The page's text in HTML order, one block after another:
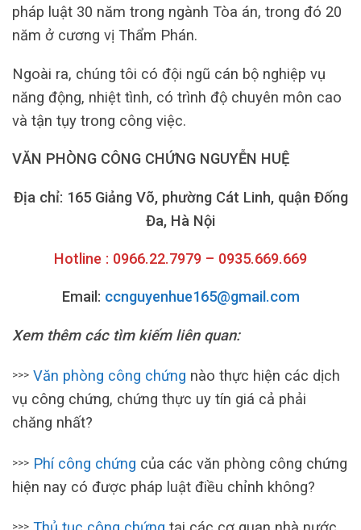
pháp luật 30 năm trong ngành Tòa án, trong đó 20
năm ở cương vị Thẩm Phán.
Ngoài ra, chúng tôi có đội ngũ cán bộ nghiệp vụ
năng động, nhiệt tình, có trình độ chuyên môn cao
và tận tụy trong công việc.
VĂN PHÒNG CÔNG CHỨNG NGUYỄN HUỆ
Địa chỉ: 165 Giảng Võ, phường Cát Linh, quận Đống
Đa, Hà Nội
Hotline : 0966.22.7979 – 0935.669.669
Email: ccnguyenhue165@gmail.com
Xem thêm các tìm kiếm liên quan:
>>> Văn phòng công chứng nào thực hiện các dịch
vụ công chứng, chứng thực uy tín giá cả phải
chăng nhất?
>>> Phí công chứng của các văn phòng công chứng
hiện nay có được pháp luật điều chỉnh không?
>>>